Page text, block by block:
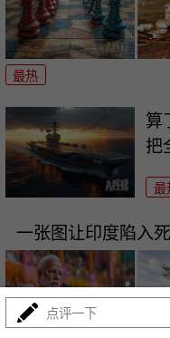
最热
算
把
最
一张图让印度陷入
点评一下